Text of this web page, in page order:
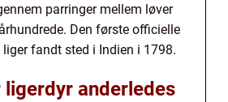
parringer mellem løver
Den første officielle
fandt sted i Indien i 1798.
ligerdyr anderledes